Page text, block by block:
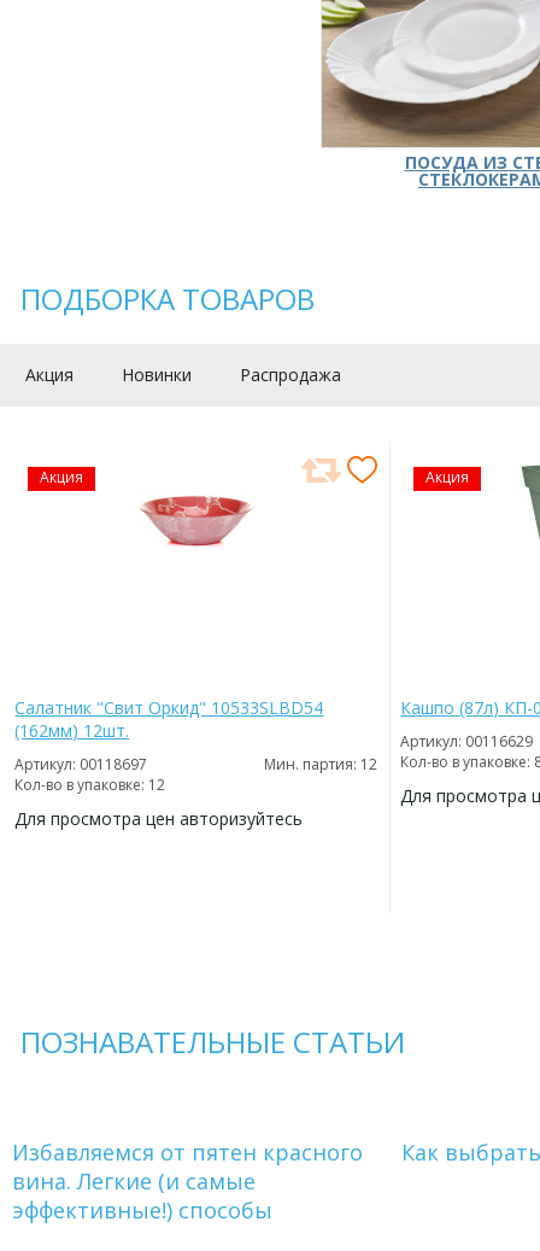
ПОСУДА ИЗ
ПОДБОРКА ТОВАРОВ
Акция Новинки Распродажа
Акция
Салатник "Свит Оркид" 10533SLBD54
(162мм) 12шт.
Артикул: 00118697
Мин. партия: 12
Кол-во в упаковке: 12
Для просмотра цен авторизуйтесь
Акция
Кашпо (87л) КП-
Артикул: 00116629
Кол-во в упаковке:
Для просмотра
ПОЗНАВАТЕЛЬНЫЕ СТАТЬИ
Избавляемся от пятен красного
вина. Легкие (и самые
эффективные!) способы
Как